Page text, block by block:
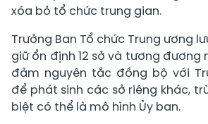
xóa bỏ tổ chức trung gian.
Trưởng Ban Tổ chức Trung ương
giữ ổn định 12 sở và tương đương
đảm nguyên tắc đồng bộ với
để phát sinh các sở riêng khác,
biệt có thể là mô hình Ủy ban.